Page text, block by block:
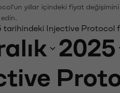
yıllar içindeki fiyat
tarihindeki Injective Protocol
2025